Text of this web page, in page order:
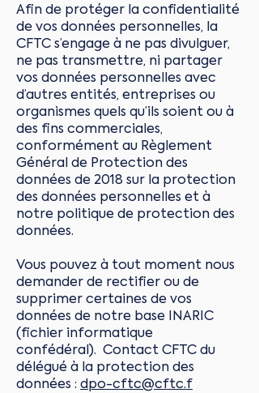
Afin de protéger la confidentialité
de vos données personnelles, la
CFTC s’engage à ne pas divulguer,
ne pas transmettre, ni partager
vos données personnelles avec
d’autres entités, entreprises ou
organismes quels qu’ils soient ou à
des fins commerciales,
conformément au Règlement
Général de Protection des
données de 2018 sur la protection
des données personnelles et à
notre politique de protection des
données.
Vous pouvez à tout moment nous
demander de rectifier ou de
supprimer certaines de vos
données de notre base INARIC
(fichier informatique
confédéral). Contact CFTC du
délégué à la protection des
données : dpo-cftc@cftc.f